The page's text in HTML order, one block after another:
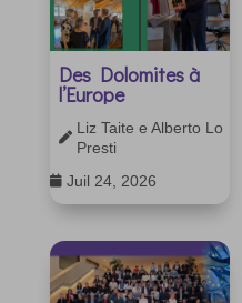
Des Dolomites à
l’Europe

Liz Taite e Alberto Lo
Presti
 Juil 24, 2026